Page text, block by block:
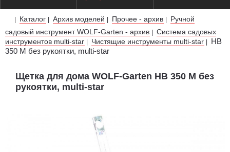
| Каталог | Архив моделей | Прочее - архив |
Ручной
садовый инструмент WOLF-Garten - архив | Система садовых
инструментов multi-star | Чистящие инструменты multi-star |
HB
350 M без рукоятки, multi-star
Щетка для дома WOLF-Garten HB 350 M без
рукоятки, multi-star